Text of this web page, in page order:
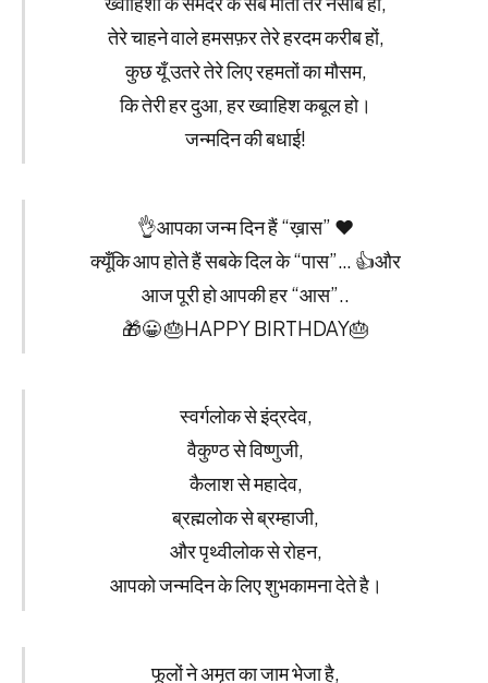
तेरे चाहने वाले हमसफ़र तेरे हरदम करीब हों,
कुछ यूँ उतरे तेरे लिए रहमतों का मौसम,
कि तेरी हर दुआ, हर ख्वाहिश कबूल हो।
जन्मदिन की बधाई!
👌आपका जन्म दिन हैं “ख़ास” ❤️
क्यूँकि आप होते हैं सबके दिल के “पास”… 👍और
आज पूरी हो आपकी हर “आस”..
🎁😀 🎂HAPPY BIRTHDAY🎂
स्वर्गलोक से इंद्रदेव,
वैकुण्ठ से विष्णुजी,
कैलाश से महादेव,
ब्रह्मलोक से ब्रम्हाजी,
और पृथ्वीलोक से रोहन,
आपको जन्मदिन के लिए शुभकामना देते है।
फूलों ने अमृत का जाम भेजा है,